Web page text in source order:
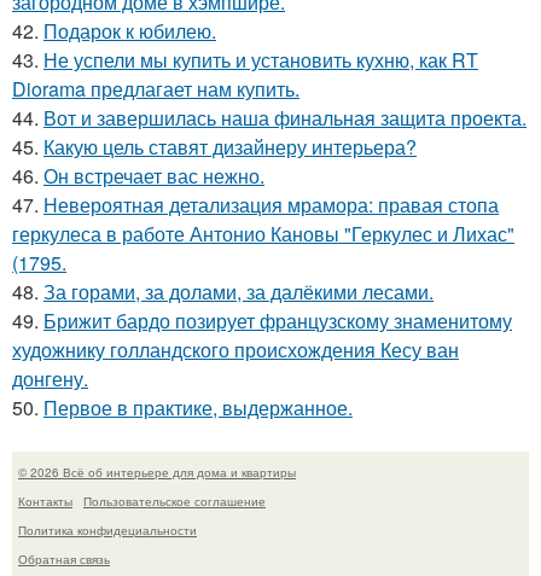
42. Подарок к юбилею.
43. Не успели мы купить и установить кухню, как RT
Diorama предлагает нам купить.
44. Вот и завершилась наша финальная защита проекта.
45. Какую цель ставят дизайнеру интерьера?
46. Он встречает вас нежно.
47. Невероятная детализация мрамора: правая стопа
геркулеса в работе Антонио Кановы "Геркулес и Лихас"
(1795.
48. За горами, за долами, за далёкими лесами.
49. Брижит бардо позирует французскому знаменитому
художнику голландского происхождения Кесу ван
донгену.
50. Первое в практике, выдержанное.
© 2026 Всё об интерьере для дома и квартиры
Контакты
Пользовательское соглашение
Политика конфидециальности
Обратная связь